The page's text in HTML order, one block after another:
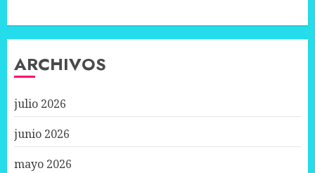
ARCHIVOS
julio 2026
junio 2026
mayo 2026